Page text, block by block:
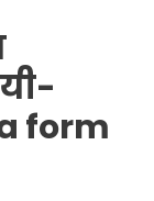
form